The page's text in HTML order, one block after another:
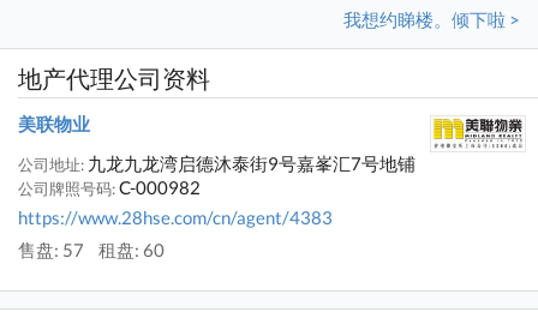
我想约睇楼。倾下啦 >
地产代理公司资料
美联物业
公司地址: 九龙九龙湾启德沐泰街9号嘉峯汇7号地铺
公司牌照号码:C-000982
https://www.28hse.com/cn/agent/4383
售盘: 57
租盘: 60